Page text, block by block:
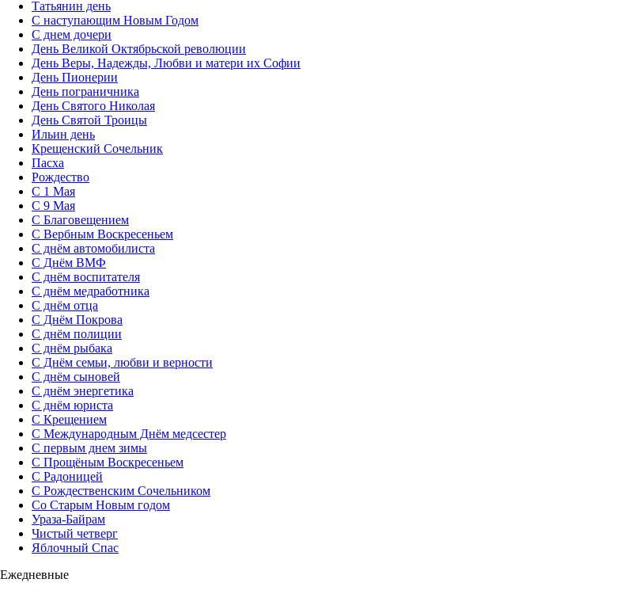
Татьянин день
C наступающим Новым Годом
C днем дочери
День Великой Октябрьской революции
День Веры, Надежды, Любви и матери их Софии
День Пионерии
День пограничника
День Святого Николая
День Святой Троицы
Ильин день
Крещенский Сочельник
Пасха
Рождество
С 1 Мая
С 9 Мая
С Благовещением
С Вербным Воскресеньем
С днём автомобилиста
С Днём ВМФ
С днём воспитателя
С днём медработника
С днём отца
С Днём Покрова
С днём полиции
С днём рыбака
С Днём семьи, любви и верности
С днём сыновей
С днём энергетика
С днём юриста
С Крещением
С Международным Днём медсестер
С первым днем зимы
С Прощёным Воскресеньем
С Радоницей
С Рождественским Сочельником
Со Старым Новым годом
Ураза-Байрам
Чистый четверг
Яблочный Спас
Ежедневные